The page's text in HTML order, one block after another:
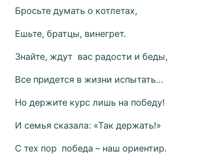
Бросьте думать о котлетах,
Ешьте, братцы, винегрет.
Знайте, ждут вас радости и беды,
Все придется в жизни испытать…
Но держите курс лишь на победу!
И семья сказала: «Так держать!»
С тех пор победа – наш ориентир.